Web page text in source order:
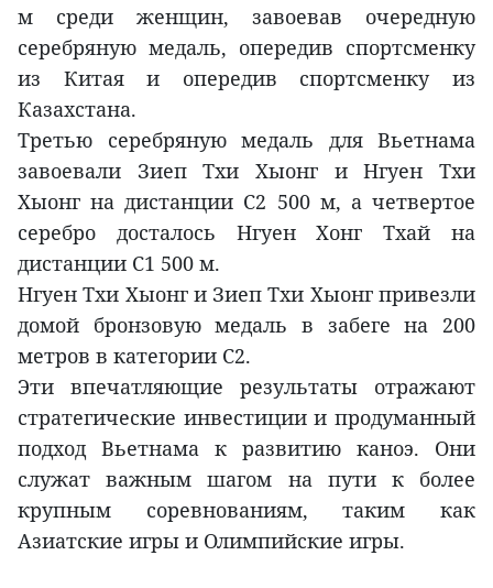
м среди женщин, завоевав очередную
серебряную медаль, опередив спортсменку
из Китая и опередив спортсменку из
Казахстана.
Третью серебряную медаль для Вьетнама
завоевали Зиеп Тхи Хыонг и Нгуен Тхи
Хыонг на дистанции C2 500 м, а четвертое
серебро досталось Нгуен Хонг Тхай на
дистанции C1 500 м.
Нгуен Тхи Хыонг и Зиеп Тхи Хыонг привезли
домой бронзовую медаль в забеге на 200
метров в категории C2.
Эти впечатляющие результаты отражают
стратегические инвестиции и продуманный
подход Вьетнама к развитию каноэ. Они
служат важным шагом на пути к более
крупным соревнованиям, таким как
Азиатские игры и Олимпийские игры.